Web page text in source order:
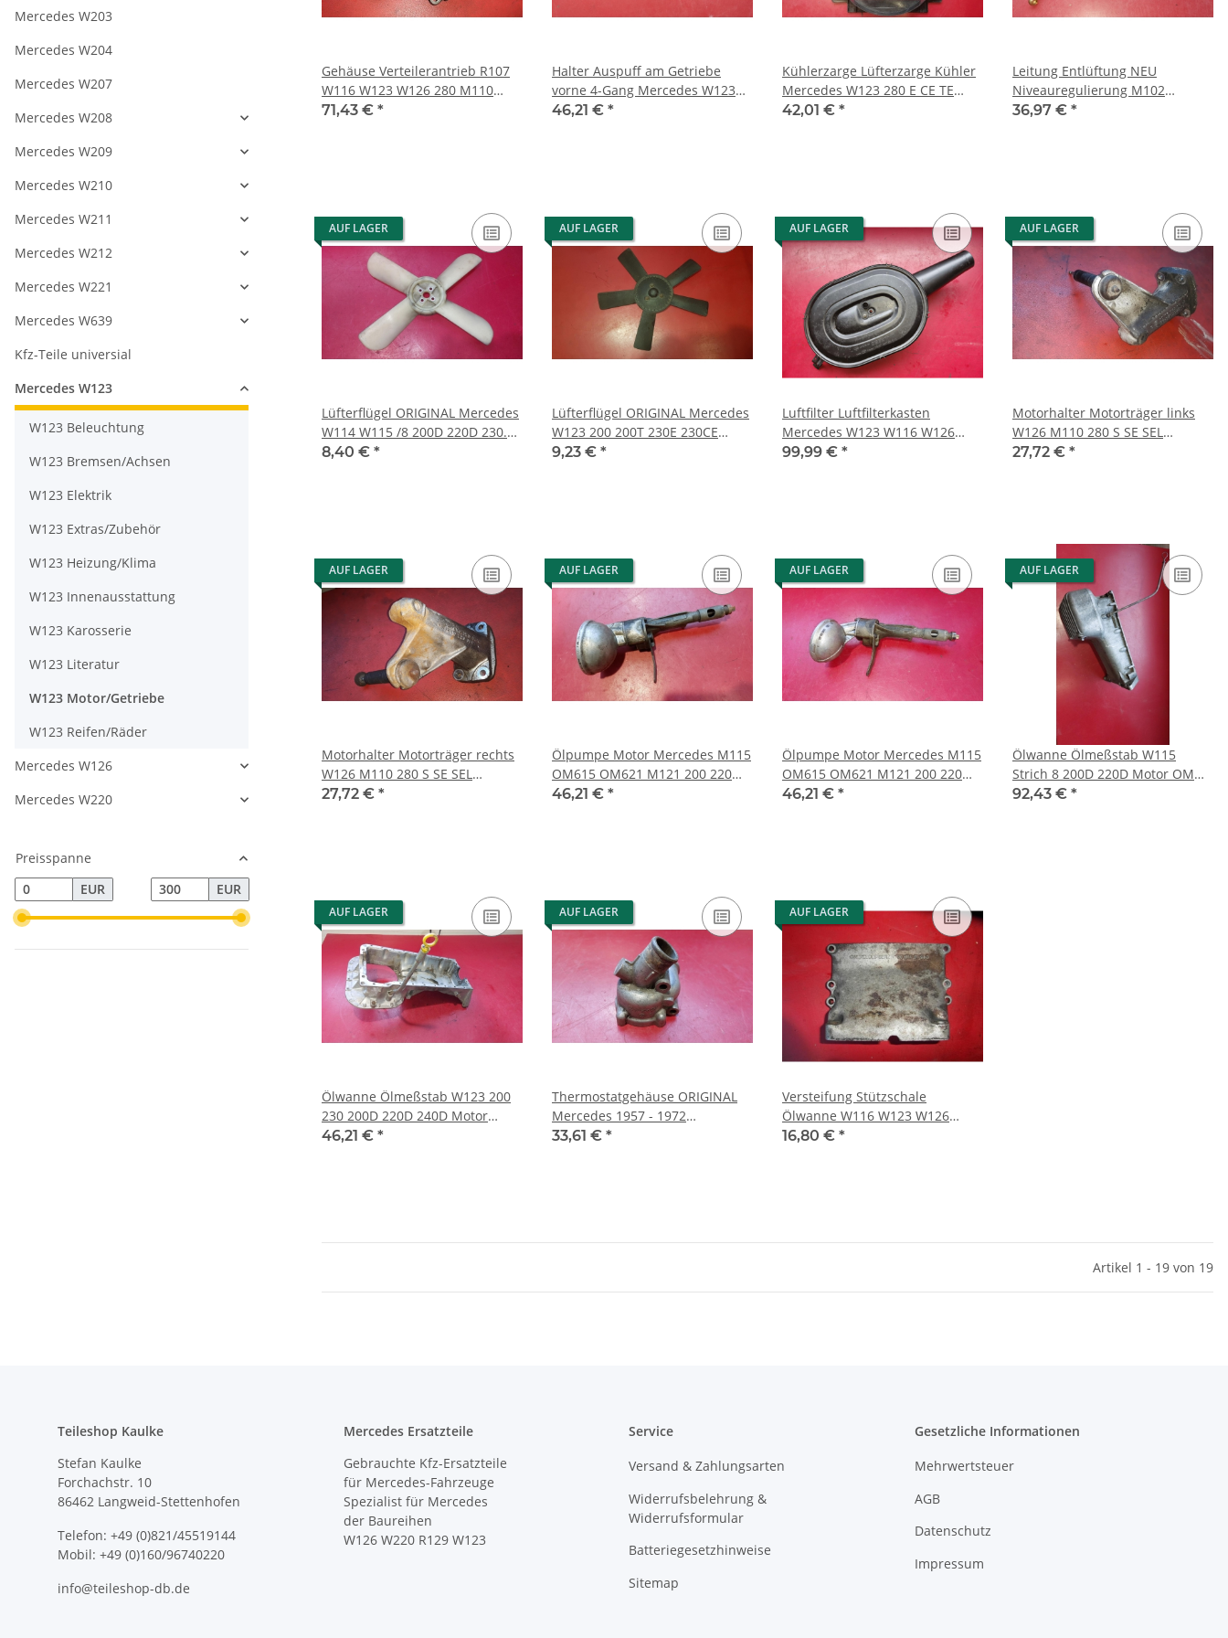
Gehäuse Verteilerantrieb R107
W116 W123 W126 280 M110
1101500307 1101500106
71,43 € *
Halter Auspuff am Getriebe
vorne 4-Gang Mercedes W123
200D 240D 1234922841
46,21 € *
Kühlerzarge Lüfterzarge Kühler
Mercedes W123 280 E CE TE
1235050055
42,01 € *
Leitung Entlüftung NEU
Niveauregulierung M102
Mercedes W123 200 230
36,97 € *
AUF LAGER
Lüfterflügel ORIGINAL Mercedes
W114 W115 /8 200D 220D 230.4
230.6 250 1082050906
8,40 € *
AUF LAGER
Lüfterflügel ORIGINAL Mercedes
W123 200 200T 230E 230CE
230TE 6162050506
9,23 € *
AUF LAGER
Luftfilter Luftfilterkasten
Mercedes W123 W116 W126
R107 280 0110949702
99,99 € *
AUF LAGER
Motorhalter Motorträger links
W126 M110 280 S SE SEL
1102233004
27,72 € *
AUF LAGER
Motorhalter Motorträger rechts
W126 M110 280 S SE SEL
1102233104
27,72 € *
AUF LAGER
Ölpumpe Motor Mercedes M115
OM615 OM621 M121 200 220
230 240 Benzin Diesel
46,21 € *
AUF LAGER
Ölpumpe Motor Mercedes M115
OM615 OM621 M121 200 220
230 240 Benzin Diesel
46,21 € *
AUF LAGER
Ölwanne Ölmeßstab W115
Strich 8 200D 220D Motor OM
615 6150101313
92,43 € *
AUF LAGER
Ölwanne Ölmeßstab W123 200
230 200D 220D 240D Motor
1150141402 1150102013
46,21 € *
AUF LAGER
Thermostatgehäuse ORIGINAL
Mercedes 1957 - 1972
1152000115 1802030173
33,61 € *
AUF LAGER
Versteifung Stützschale
Ölwanne W116 W123 W126
M110 1100140195
16,80 € *
Artikel 1 - 19 von 19
Mercedes W203
Mercedes W204
Mercedes W207
Mercedes W208
Mercedes W209
Mercedes W210
Mercedes W211
Mercedes W212
Mercedes W221
Mercedes W639
Kfz-Teile universial
Mercedes W123
W123 Beleuchtung
W123 Bremsen/Achsen
W123 Elektrik
W123 Extras/Zubehör
W123 Heizung/Klima
W123 Innenausstattung
W123 Karosserie
W123 Literatur
W123 Motor/Getriebe
W123 Reifen/Räder
Mercedes W126
Mercedes W220
Preisspanne
EUR
EUR
Teileshop Kaulke
Stefan Kaulke
Forchachstr. 10
86462 Langweid-Stettenhofen
Telefon: +49 (0)821/45519144
Mobil: +49 (0)160/96740220
info@teileshop-db.de
Mercedes Ersatzteile
Gebrauchte Kfz-Ersatzteile
für Mercedes-Fahrzeuge
Spezialist für Mercedes
der Baureihen
W126 W220 R129 W123
Service
Versand & Zahlungsarten
Widerrufsbelehrung &
Widerrufsformular
Batteriegesetzhinweise
Sitemap
Gesetzliche Informationen
Mehrwertsteuer
AGB
Datenschutz
Impressum